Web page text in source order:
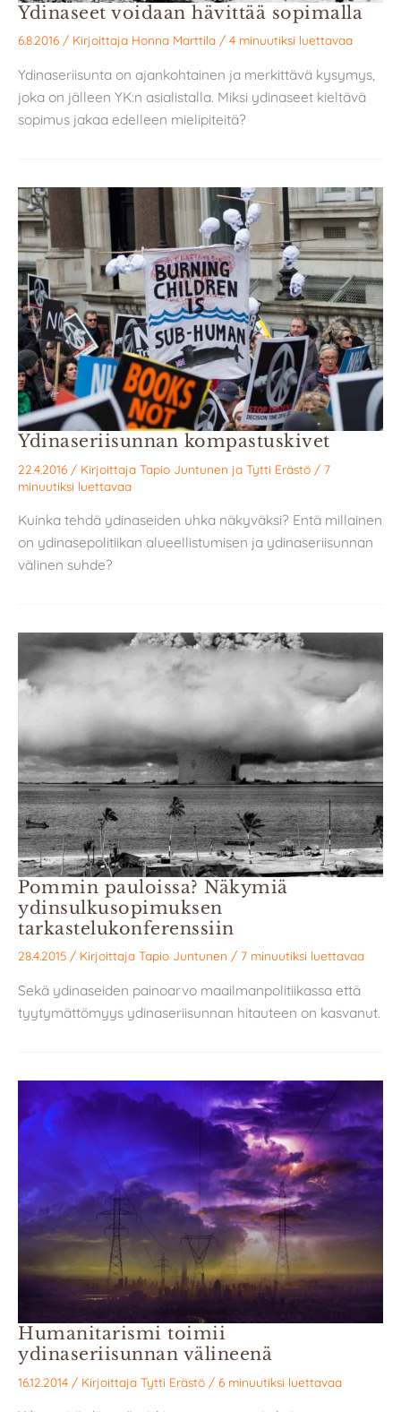
Ydinaseet voidaan hävittää sopimalla
6.8.2016 / Kirjoittaja Honna Marttila / 4 minuutiksi luettavaa
Ydinaseriisunta on ajankohtainen ja merkittävä kysymys,
joka on jälleen YK:n asialistalla. Miksi ydinaseet kieltävä
sopimus jakaa edelleen mielipiteitä?
Ydinaseriisunnan kompastuskivet
22.4.2016 / Kirjoittaja Tapio Juntunen ja Tytti Erästö / 7
minuutiksi luettavaa
Kuinka tehdä ydinaseiden uhka näkyväksi? Entä millainen
on ydinasepolitiikan alueellistumisen ja ydinaseriisunnan
välinen suhde?
Pommin pauloissa? Näkymiä
ydinsulkusopimuksen
tarkastelukonferenssiin
28.4.2015 / Kirjoittaja Tapio Juntunen / 7 minuutiksi luettavaa
Sekä ydinaseiden painoarvo maailmanpolitiikassa että
tyytymättömyys ydinaseriisunnan hitauteen on kasvanut.
Humanitarismi toimii
ydinaseriisunnan välineenä
16.12.2014 / Kirjoittaja Tytti Erästö / 6 minuutiksi luettavaa